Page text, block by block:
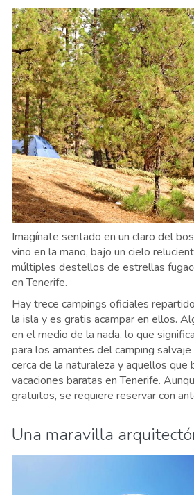
Imagínate sentado en un claro del
vino en la mano, bajo un cielo
múltiples destellos de estrellas
en Tenerife.
Hay trece campings oficiales
la isla y es gratis acampar en ellos.
en el medio de la nada, lo que
para los amantes del camping
cerca de la naturaleza y aquellos que
vacaciones baratas en Tenerife.
gratuitos, se requiere reservar con
Una maravilla